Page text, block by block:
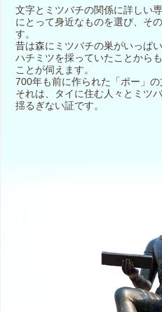
文字とミツバチの関係に詳しい
にとって身近なものを選び、そ
す。
昔は森にミツバチの巣がいっぱ
ハチミツを採っていたことから
ことが伺えます。
700年も前に作られた「ポー」の
それは、タイに住む人々とミツ
揺るぎない証です。